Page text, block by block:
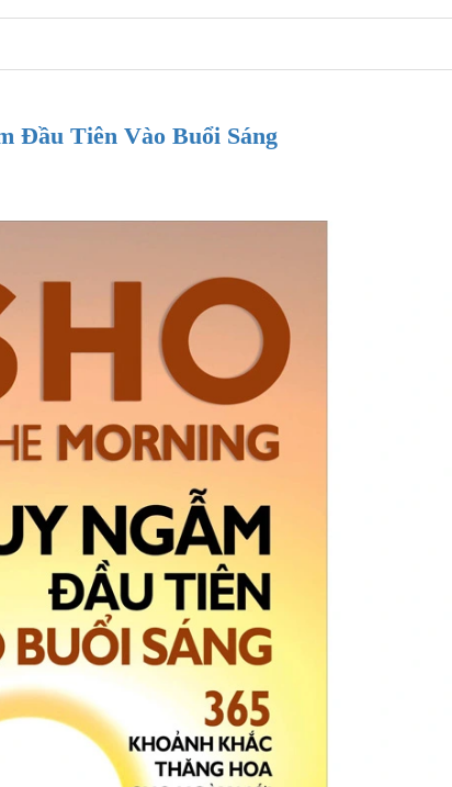
Đầu Tiên Vào Buổi Sáng